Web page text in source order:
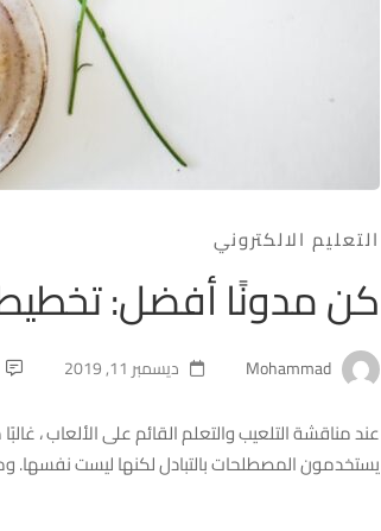
التعليم الالكتروني
كن مدونًا أفضل:
ديسمبر 11, 2019
عند مناقشة التلعيب والتعلم القائم على الألعاب ،
يستخدمون المصطلحات بالتبادل لكنها ليست نفسها.